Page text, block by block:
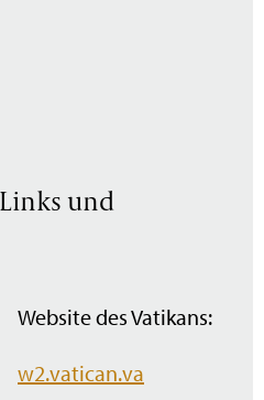
und
Website des Vatikans:
w2.vatican.va